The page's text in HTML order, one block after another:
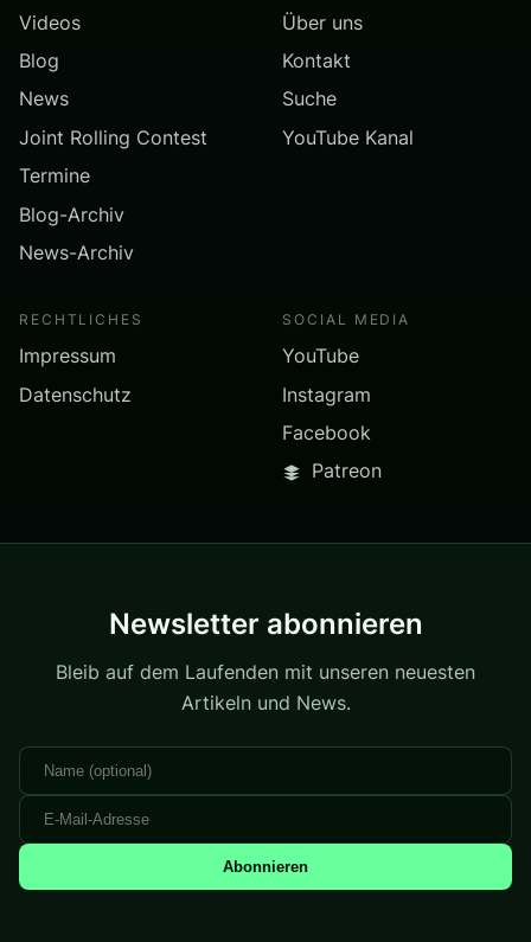
Videos
Blog
News
Joint Rolling Contest
Termine
Blog-Archiv
News-Archiv
Über uns
Kontakt
Suche
YouTube Kanal
RECHTLICHES
Impressum
Datenschutz
SOCIAL MEDIA
YouTube
Instagram
Facebook
Patreon
Newsletter abonnieren
Bleib auf dem Laufenden mit unseren neuesten
Artikeln und News.
Abonnieren